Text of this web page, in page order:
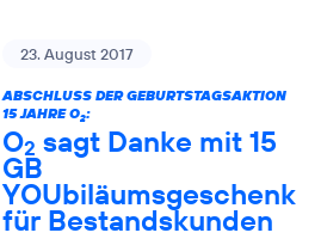
23. August 2017
ABSCHLUSS DER GEBURTSTAGSAKTION
15 JAHRE O2:
O2 sagt Danke mit 15
GB
YOUbiläumsgeschenk
für Bestandskunden